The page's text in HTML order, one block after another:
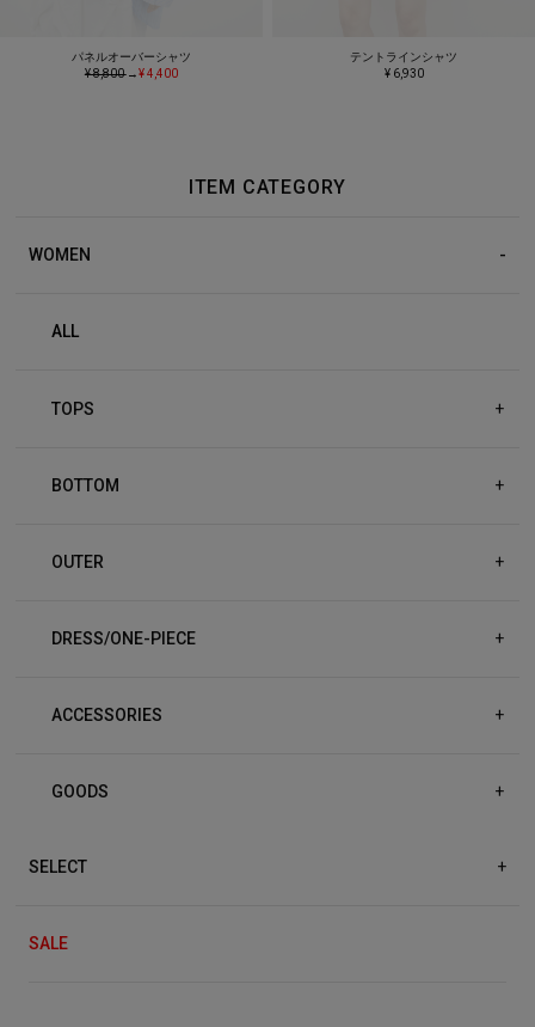
パネルオーバーシャツ
¥ 8,800→¥ 4,400
テントラインシャツ
¥ 6,930
ITEM CATEGORY
WOMEN
ALL
TOPS +
BOTTOM +
OUTER +
DRESS/ONE-PIECE +
ACCESSORIES +
GOODS +
SELECT +
SALE